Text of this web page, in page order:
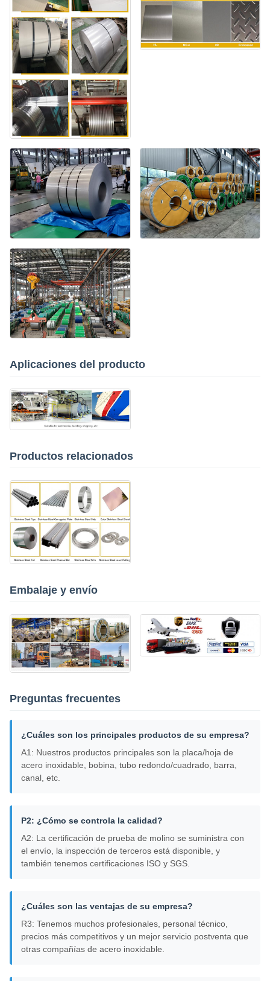
Aplicaciones del producto
Productos relacionados
Embalaje y envío
Preguntas frecuentes
¿Cuáles son los principales productos de su empresa?
A1: Nuestros productos principales son la placa/hoja de
acero inoxidable, bobina, tubo redondo/cuadrado, barra,
canal, etc.
P2: ¿Cómo se controla la calidad?
A2: La certificación de prueba de molino se suministra con
el envío, la inspección de terceros está disponible, y
también tenemos certificaciones ISO y SGS.
¿Cuáles son las ventajas de su empresa?
R3: Tenemos muchos profesionales, personal técnico,
precios más competitivos y un mejor servicio postventa que
otras compañías de acero inoxidable.